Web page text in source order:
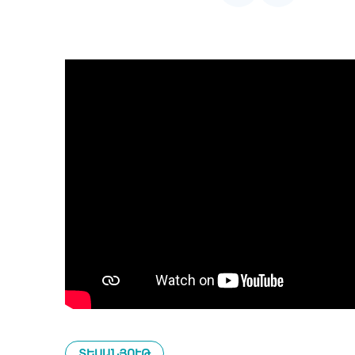
հարցեր